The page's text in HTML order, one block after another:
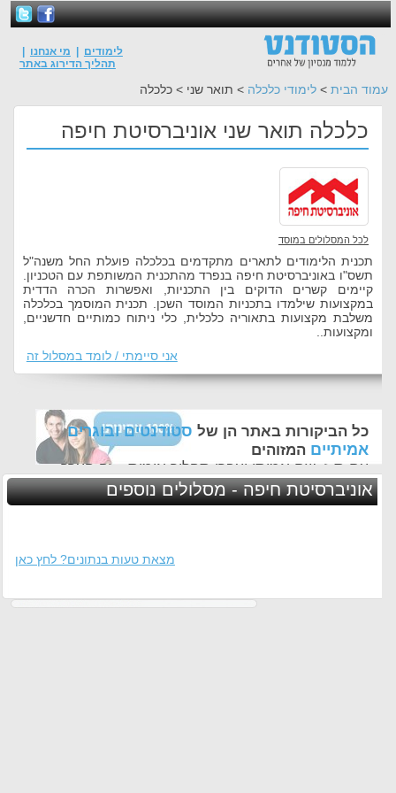
לימודים מי אנחנו
תהליך הדירוג באתר
עמוד הבית > לימודי כלכלה > תואר שני > כלכלה
כלכלה תואר שני אוניברסיטת חיפה
לכל המסלולים במוסד
תכנית הלימודים לתארים מתקדמים בכלכלה פועלת החל משנה"ל
תשס"ו באוניברסיטת חיפה בנפרד מהתכנית המשותפת עם הטכניון.
קיימים קשרים הדוקים בין התכניות, ואפשרות הכרה הדדית
במקצועות שילמדו בתכניות המוסד השכן. תכנית המוסמך בכלכלה
משלבת מקצועות בתאוריה כלכלית, כלי ניתוח כמותיים חדשניים,
ומקצועות..
אני סיימתי / לומד במסלול זה
כל הביקורות באתר הן של סטודנטים ובוגרים
אמיתיים המזוהים
עם ת.ז, שם אמיתי ועברו תהליך אימות - זה הערך
החשוב לנו ביותר באתר
אוניברסיטת חיפה - מסלולים נוספים
מצאת טעות בנתונים? לחץ כאן